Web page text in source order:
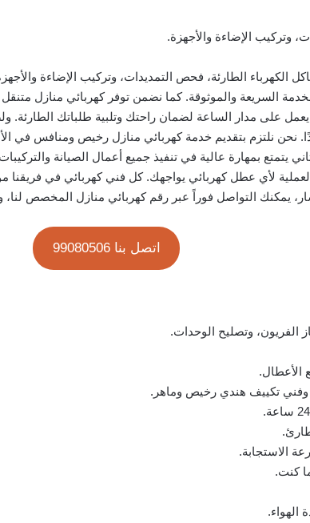
وتركيب الإضاءة والأجهزة.
الكهرباء الطارئة، فحص التمديدات، وتركيب الإضاءة
السريعة والموثوقة. كما نضمن توفر كهربائي منازل
المتميزة يقدمها كهربائي منازل 24 ساعة يعمل على مدار الساعة لضمان راحتك
نحن نلتزم بتقديم خدمة كهربائي منازل رخيص ومنافس في
لأي عطل كهربائي يواجهك. كل فني كهربائي في فريقنا
يمكنك التواصل فوراً عبر رقم كهربائي منازل المخصص
اتصل بنا 99080506
الفريون، وتصليح الوحدات.
وفني تكييف هندي رخيص وماهر.
الاستجابة.
كنت.